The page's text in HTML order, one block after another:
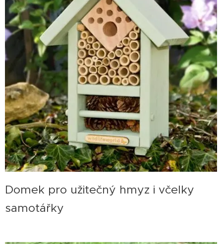
Domek pro užitečný hmyz i včelky
samotářky